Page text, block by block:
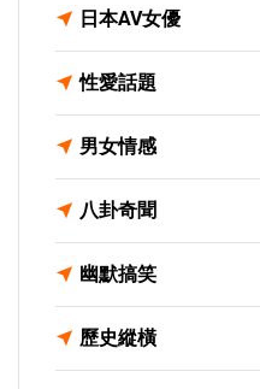
日本AV女優
性愛話題
男女情感
八卦奇聞
幽默搞笑
歷史縱橫